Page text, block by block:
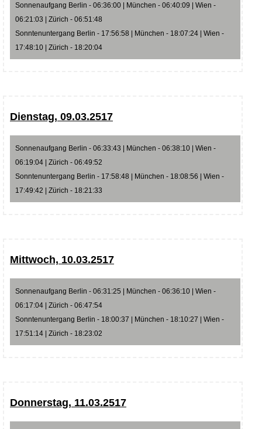
Sonnenaufgang Berlin - 06:36:00 | München - 06:40:09 | Wien -
06:21:03 | Zürich - 06:51:48
Sonntenuntergang Berlin - 17:56:58 | München - 18:07:24 | Wien -
17:48:10 | Zürich - 18:20:04
Dienstag, 09.03.2517
Sonnenaufgang Berlin - 06:33:43 | München - 06:38:10 | Wien -
06:19:04 | Zürich - 06:49:52
Sonntenuntergang Berlin - 17:58:48 | München - 18:08:56 | Wien -
17:49:42 | Zürich - 18:21:33
Mittwoch, 10.03.2517
Sonnenaufgang Berlin - 06:31:25 | München - 06:36:10 | Wien -
06:17:04 | Zürich - 06:47:54
Sonntenuntergang Berlin - 18:00:37 | München - 18:10:27 | Wien -
17:51:14 | Zürich - 18:23:02
Donnerstag, 11.03.2517